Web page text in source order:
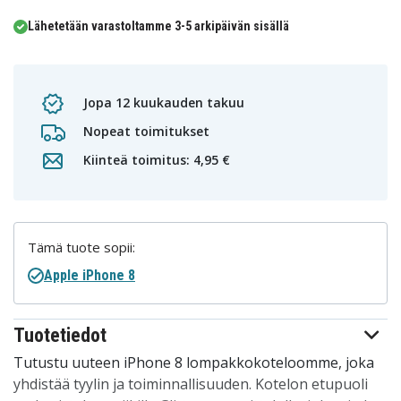
Lähetetään varastoltamme 3-5 arkipäivän sisällä
Jopa 12 kuukauden takuu
Nopeat toimitukset
Kiinteä toimitus: 4,95 €
Tuotetiedot
Tutustu uuteen iPhone 8 lompakkokoteloomme, joka
yhdistää tyylin ja toiminnallisuuden. Kotelon etupuoli
Tämä tuote sopii:
Apple iPhone 8